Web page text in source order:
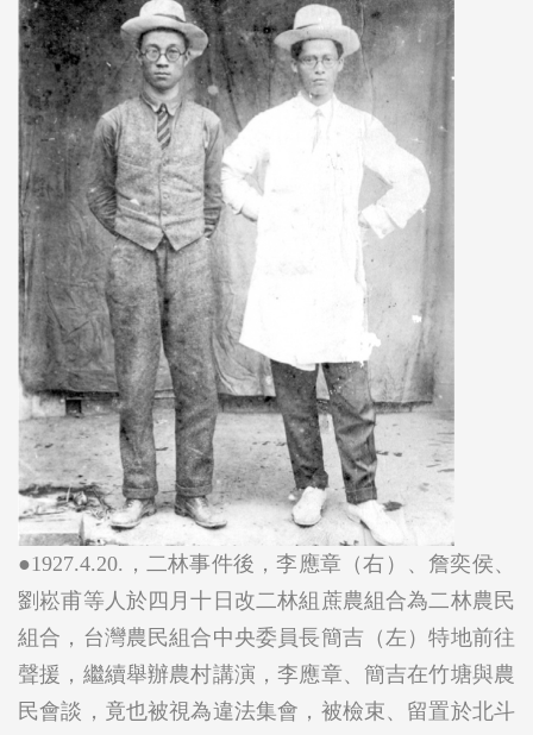
●1927.4.20.，二林事件後，李應章（右）、詹奕侯、
劉崧甫等人於四月十日改二林組蔗農組合為二林農民
組合，台灣農民組合中央委員長簡吉（左）特地前往
聲援，繼續舉辦農村講演，李應章、簡吉在竹塘與農
民會談，竟也被視為違法集會，被檢束、留置於北斗